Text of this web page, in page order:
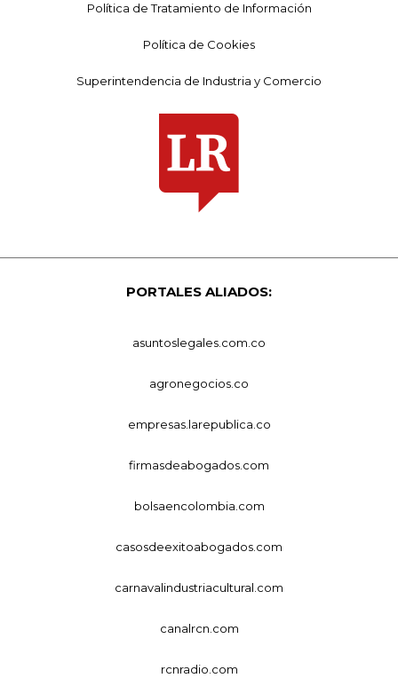
Política de Tratamiento de Información
Política de Cookies
Superintendencia de Industria y Comercio
PORTALES ALIADOS:
asuntoslegales.com.co
agronegocios.co
empresas.larepublica.co
firmasdeabogados.com
bolsaencolombia.com
casosdeexitoabogados.com
carnavalindustriacultural.com
canalrcn.com
rcnradio.com